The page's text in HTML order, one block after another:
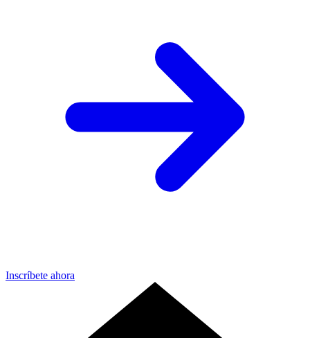
Inscríbete ahora